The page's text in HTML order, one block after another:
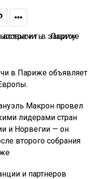
Макрон провел
лидерами стран
и Норвегии — он
второго собрания
и партнеров